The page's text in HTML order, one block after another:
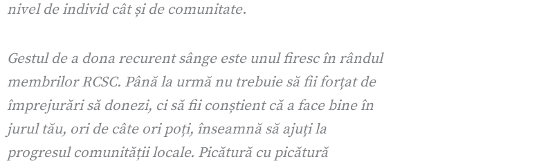
nivel de individ cât și de comunitate.
Gestul de a dona recurent sânge este unul firesc în rândul
membrilor RCSC. Până la urmă nu trebuie să fii forțat de
împrejurări să donezi, ci să fii conștient că a face bine în
jurul tău, ori de câte ori poți, înseamnă să ajuți la
progresul comunității locale. Picătură cu picătură